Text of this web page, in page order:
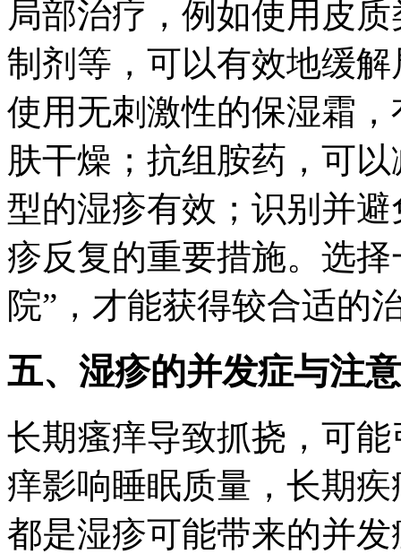
局部治疗，例如使用皮
制剂等，可以有效地缓
使用无刺激性的保湿霜
肤干燥；抗组胺药，可
型的湿疹有效；识别并
疹反复的重要措施。选
院”，才能获得较合适的
五、湿疹的并发症与注
长期瘙痒导致抓挠，可
痒影响睡眠质量，长期
都是湿疹可能带来的并